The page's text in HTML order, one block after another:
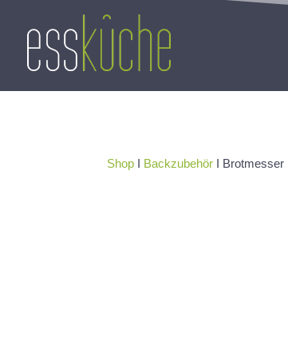
Shop I Backzubehör I Brotmesser